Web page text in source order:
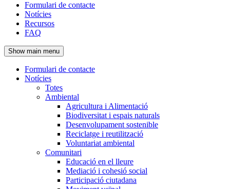
Navegació
principal
de
l'encapçalament
Formulari de contacte
Notícies
Recursos
FAQ
Show main menu
Navegació
principal
Formulari de contacte
Notícies
Totes
Ambiental
Agricultura i Alimentació
Biodiversitat i espais naturals
Desenvolupament sostenible
Reciclatge i reutilització
Voluntariat ambiental
Comunitari
Educació en el lleure
Mediació i cohesió social
Participació ciutadana